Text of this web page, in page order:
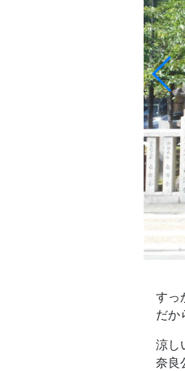
すっ
だか
涼し
奈良